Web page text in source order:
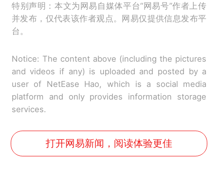
特别声明：本文为网易自媒体平台“网易号”作者上传
并发布，仅代表该作者观点。网易仅提供信息发布平
台。
Notice: The content above (including the pictures
and videos if any) is uploaded and posted by a
user of NetEase Hao, which is a social media
platform and only provides information storage
services.
打开网易新闻，阅读体验更佳